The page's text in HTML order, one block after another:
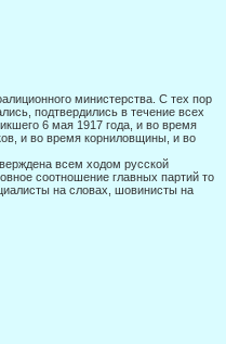
министерства. С тех пор
подтвердились в течение всех
6 мая 1917 го­да, и во время
и во время корниловщины, и во
всем ходом русской
соотношение главных партий то
на словах, шовинисты на